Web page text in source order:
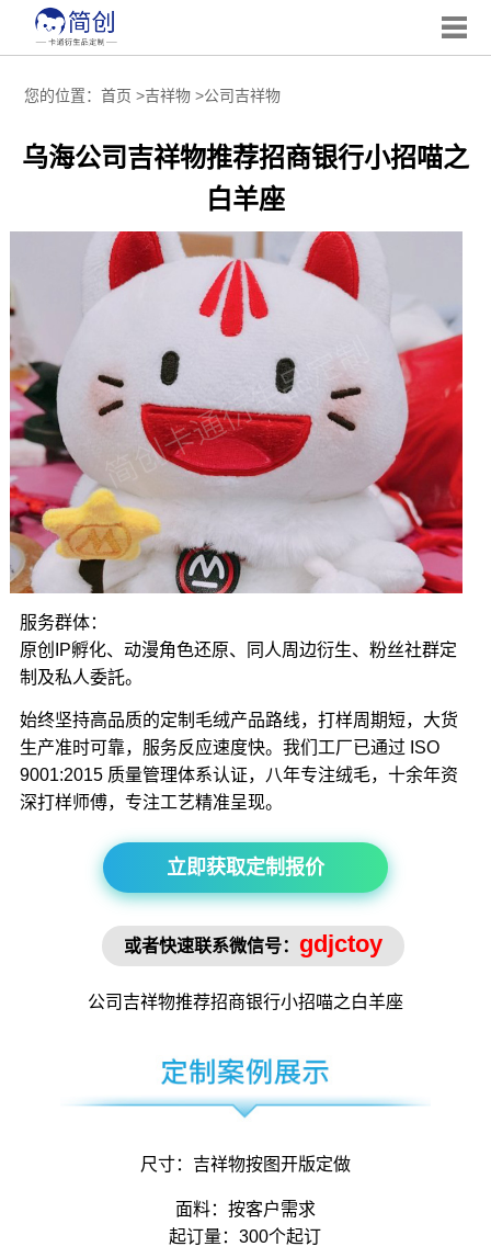
您的位置： 首页 >吉祥物>公司吉祥物
乌海公司吉祥物推荐招商银行小招喵之
白羊座
服务群体：
原创IP孵化、动漫角色还原、同人周边衍生、粉丝社群定
制及私人委託。
始终坚持高品质的定制毛绒产品路线，打样周期短，大货
生产准时可靠，服务反应速度快。我们工厂已通过 ISO
9001:2015 质量管理体系认证，八年专注绒毛，十余年资
深打样师傅，专注工艺精准呈现。
立即获取定制报价
或者快速联系微信号： gdjctoy
公司吉祥物推荐招商银行小招喵之白羊座
尺寸： 吉祥物按图开版定做
面料：按客户需求
起订量：300个起订